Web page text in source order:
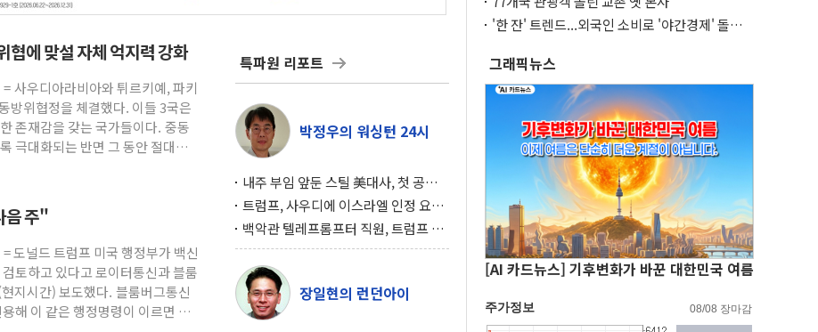
에 맞설 자체 억지력 강화
사우디아라비아와 튀르키예, 파키
방위협정을 체결했다. 이들 3국은
존재감을 갖는 국가들이다. 중동
극대화되는 반면 그 동안 절대적
음 주"
도널드 트럼프 미국 행정부가 백신
토하고 있다고 로이터통신과 블룸
지시간) 보도했다. 블룸버그통신
해 이 같은 행정명령이 이르면 다
특파원 리포트
박정우의 워싱턴 24시
내주 부임 앞둔 스틸 美대사, 첫 공개
행사서 "한미동맹 강화 최우선 과제"
트럼프, 사우디에 이스라엘 인정 요
구…원자력 협정 서명 하루 만에 좌초
위기
백악관 텔레프롬프터 직원, 트럼프 연
설 미리 보고 베팅 시장서 10만달러 챙
겨
장일현의 런던아이
'한 잔' 트렌드...외국인 소비로 '야간경제' 돌파
그래픽뉴스
[AI 카드뉴스] 기후변화가 바꾼 대한민국 여름